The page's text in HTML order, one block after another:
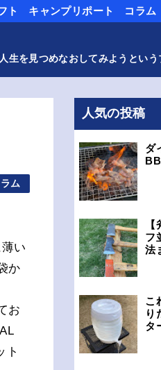
ト キャンプリポート コラム
生を見つめなおしてみようという
ム
い
か
お
ト
人気の投稿
ダ
フ
法
こ
り
タ